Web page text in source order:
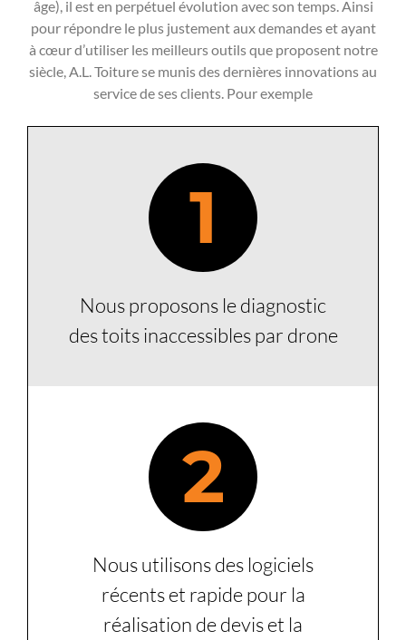
âge), il est en perpétuel évolution avec son temps. Ainsi
pour répondre le plus justement aux demandes et ayant
à cœur d’utiliser les meilleurs outils que proposent notre
siècle, A.L. Toiture se munis des dernières innovations au
service de ses clients. Pour exemple
1
Nous proposons le diagnostic
des toits inaccessibles par drone
2
Nous utilisons des logiciels
récents et rapide pour la
réalisation de devis et la